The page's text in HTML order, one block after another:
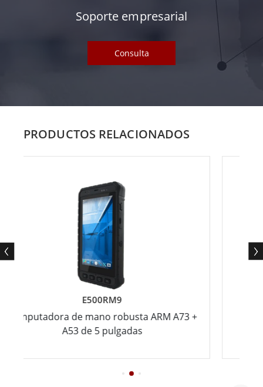
Soporte empresarial
Consulta
PRODUCTOS RELACIONADOS
de mano robusta ARM A73 +
A53 de 5 pulgadas